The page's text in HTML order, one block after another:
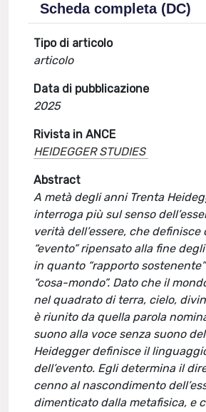
Scheda completa (DC)
Tipo di articolo
articolo
Data di pubblicazione
2025
Rivista in ANCE
HEIDEGGER STUDIES
Abstract
A metà degli anni Trenta
interroga più sul senso
verità dell’essere, che definisce
“evento” ripensato alla fine
in quanto “rapporto
“cosa-mondo”. Dato che il
nel quadrato di terra, cielo,
è riunito da quella parola
suono alla voce senza suono
Heidegger definisce il
dell’evento. Egli determina il
cenno al nascondimento
dimenticato dalla metafisica, e